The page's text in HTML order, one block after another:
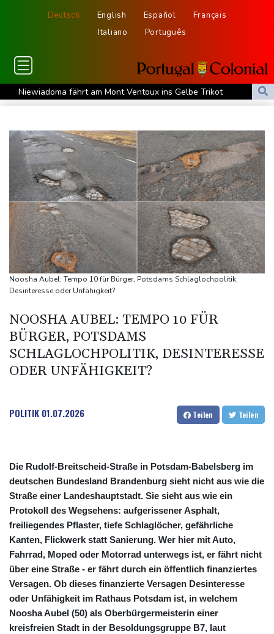
Deutsch English Español
Français
Italiano
Português
Niewiadoma fährt am Mont Ventoux ins Gelbe Trikot
Trumps umstrittener Justizminister Blanche kurz vor der
Peru und Mexiko nehmen diplomatische Beziehungen wieder auf
"Steile Lernkurve": Kretschmann lobt Amtsführung von Merz
US-Unternehmen bauen im Juli Arbeitsplätze ab
Saudi-Arabien, Türkei und Pakistan schließen inmitten von Iran-
Krieg Verteidigungsabkommen
Polizei entdeckt Cannabisplantage mit mehr als 900 Pflanzen in
Kerpen - Festnahme
Xiaomi Skynomad: N70 und N90 erhöhen den Druck auf Europas
SUV-Markt
Sicherheitskreise vermuten russische Kampagne hinter
Falschvideo zu Merz-Rücktritt
Papst Leo XIV. will bei Frankreich-Besuch Missbrauchsopfer
treffen
Noosha Aubel: Tempo 10 für Bürger, Potsdams Schlaglochpolitik,
Desinteresse oder Unfähigkeit?
NOOSHA AUBEL: TEMPO 10 FÜR
BÜRGER, POTSDAMS
SCHLAGLOCHPOLITIK, DESINTERESSE
ODER UNFÄHIGKEIT?
POLITIK 01.07.2026 Teilen Teilen
Die Rudolf-Breitscheid-Straße in Potsdam-Babelsberg im
deutschen Bundesland Brandenburg sieht nicht aus wie die
Straße einer Landeshauptstadt. Sie sieht aus wie ein
Protokoll des Wegsehens: aufgerissener Asphalt,
freiliegendes Pflaster, tiefe Schlaglöcher, gefährliche
Kanten, Flickwerk statt Sanierung. Wer hier mit Auto,
Fahrrad, Moped oder Motorrad unterwegs ist, er fährt nicht
über eine Straße - er fährt durch ein öffentlich finanziertes
Versagen. Ob dieses finanzierte Versagen Desinteresse
oder Unfähigkeit im Rathaus Potsdam ist, in welchem
Noosha Aubel (50) als Oberbürgermeisterin einer
kreisfreien Stadt in der Besoldungsgruppe B7, laut